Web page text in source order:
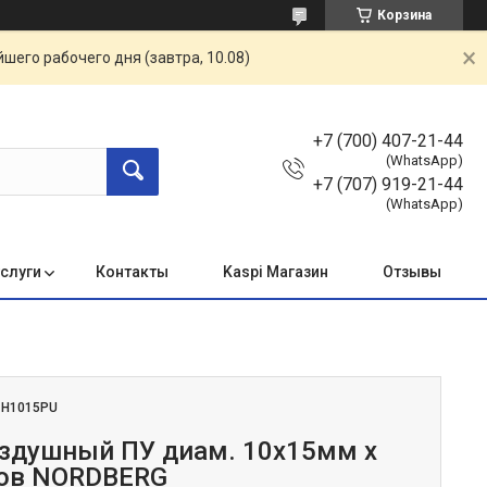
Корзина
рабочего дня (завтра, 10.08)
+7 (700) 407-21-44
(WhatsApp)
+7 (707) 919-21-44
(WhatsApp)
Контакты Kaspi Магазин Отзывы
H1015PU
ПУ диам. 10х15мм x
NORDBERG